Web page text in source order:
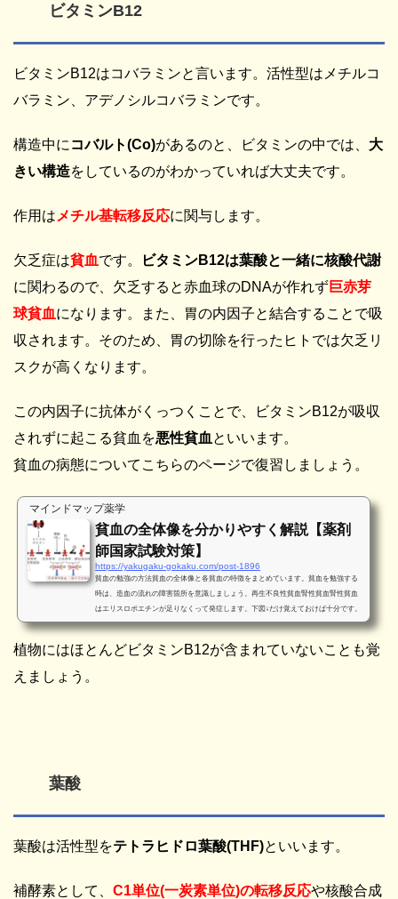
ビタミンB12
ビタミンB12はコバラミンと言います。活性型はメチルコ
バラミン、アデノシルコバラミンです。
構造中に コバルト(Co)があるのと、ビタミンの中では、 大
きい構造をしているのがわかっていれば大丈夫です。
作用は メチル基転移反応に関与します。
欠乏症は貧血です。
ビタミンB12は葉酸と一緒に核酸代謝
に関わるので、欠乏すると赤血球のDNAが作れず巨赤芽
球貧血になります。また、胃の内因子と結合することで吸
収されます。そのため、胃の切除を行ったヒトでは欠乏リ
スクが高くなります。
この内因子に抗体がくっつくことで、ビタミンB12が吸収
されずに起こる貧血を悪性貧血 といいます。
貧血の病態についてこちらのページで復習しましょう。
マインドマップ薬学
貧血の全体像を分かりやすく解説【薬剤
師国家試験対策】
https://yakugaku-gokaku.com/post-1896
貧血の勉強の方法貧血の全体像と各貧血の特徴をまとめています。貧血を勉強する
時は、造血の流れの障害箇所を意識しましょう。再生不良性貧血腎性貧血腎性貧血
はエリスロポエチンが足りなくって発症します。下図↓だけ覚えておけば十分です。
（貧血のマインドマップの2枚目に入っています）造血細胞から赤血球への文化はの
赤芽球貧血のうちビタミンB₁₂が吸収されないのが悪性貧血です。鉄欠乏性貧血鉄分
植物にはほとんどビタミンB12が含まれていないことも覚
えましょう。
葉酸
葉酸は活性型をテトラヒドロ葉酸(THF)といいます。
補酵素として、 C1単位(一炭素単位)の転移反応や核酸合成